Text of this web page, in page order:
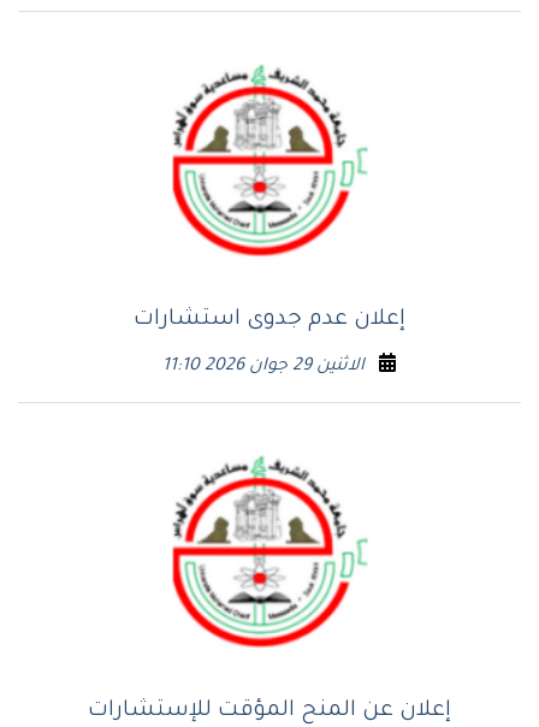
إعلان عدم جدوى استشارات
الاثنين 29 جوان 2026 11:10
إعلان عن المنح المؤقت للإستشارات